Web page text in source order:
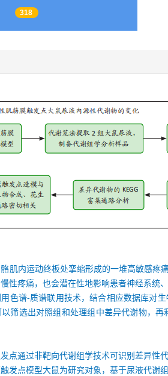
318
肌内运动终板处挛缩形成的一堆高敏感疼
性疼痛，也会潜在性地影响患者神经系统
色谱-质谱联用技术，结合相应数据库对
筛选出对照组和处理组中差异代谢物，
点通过非靶向代谢组学技术可识别差异性
发点模型大鼠为研究对象，基于尿液代谢